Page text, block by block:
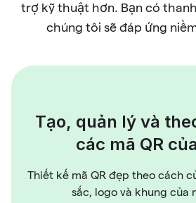
trợ kỹ thuật hơn. Bạn có
chúng tôi sẽ đáp ứng
Tạo, quản lý và
các mã QR
Thiết kế mã QR đẹp theo cách
sắc, logo và khung của